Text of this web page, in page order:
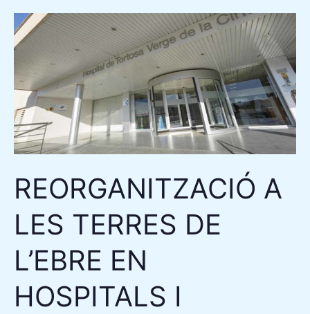
REORGANITZACIÓ A
LES TERRES DE
L’EBRE EN
HOSPITALS I
REORGANITZACIÓ
A
TERRES
DE
L’EBRE
EN
ATENCIÓ
PRIMÀRIA
COVID-